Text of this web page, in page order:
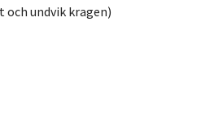
och undvik kragen)